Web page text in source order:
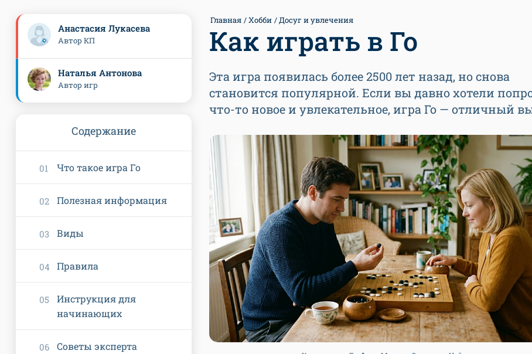
Главная Хобби Досуг и увлечения
Как играть в Го
Эта игра появилась более 2500 лет назад, но снова
становится популярной. Если вы давно хотели
что-то новое и увлекательное, игра Го — отличный
Анастасия Лукасева
Автор КП
Наталья Антонова
Автор игр
Содержание
Что такое игра Го
Полезная информация
Виды
Правила
Инструкция для
начинающих
Советы эксперта